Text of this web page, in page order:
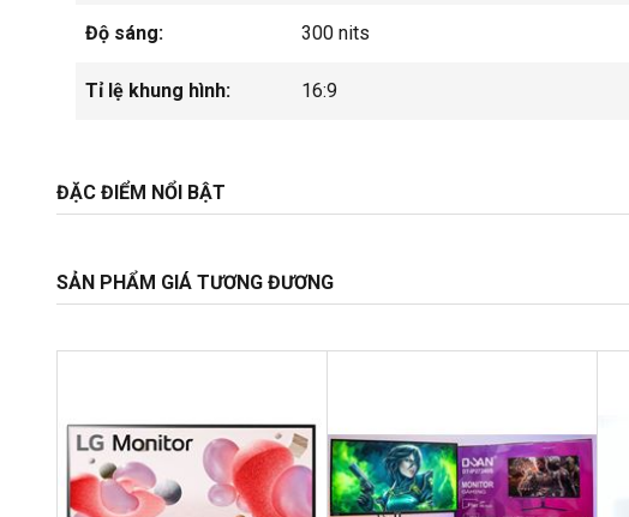
Độ sáng: 300 nits
Tỉ lệ khung hình: 16:9
ĐẶC ĐIỂM NỔI BẬT
SẢN PHẨM GIÁ TƯƠNG ĐƯƠNG